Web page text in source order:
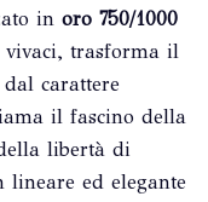
in oro 750/1000
trasforma il
carattere
il fascino della
libertà di
ed elegante